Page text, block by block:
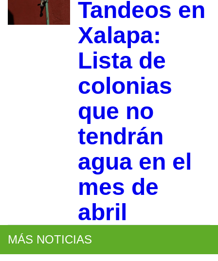
Tandeos en
Xalapa:
Lista de
colonias
que no
tendrán
agua en el
mes de
abril
MÁS NOTICIAS